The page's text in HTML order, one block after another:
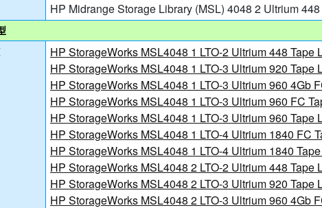
报
资讯日报
日报
讯日报
技创新规划》的通知
北京金支点荣膺信创数智技术服务能力一级评估，硬核实力护航产业数字化转型
HP Midrange Storage Library (MSL) 4048 2 Ultrium
HP StorageWorks MSL4048 1 LTO-2 Ultrium 448 Tape
HP StorageWorks MSL4048 1 LTO-3 Ultrium 920 Tape
HP StorageWorks MSL4048 1 LTO-3 Ultrium 960 4Gb
HP StorageWorks MSL4048 1 LTO-3 Ultrium 960 FC
HP StorageWorks MSL4048 1 LTO-3 Ultrium 960 Tape
HP StorageWorks MSL4048 1 LTO-4 Ultrium 1840 FC
HP StorageWorks MSL4048 1 LTO-4 Ultrium 1840
HP StorageWorks MSL4048 2 LTO-2 Ultrium 448 Tape
HP StorageWorks MSL4048 2 LTO-3 Ultrium 920 Tape
HP StorageWorks MSL4048 2 LTO-3 Ultrium 960 4Gb